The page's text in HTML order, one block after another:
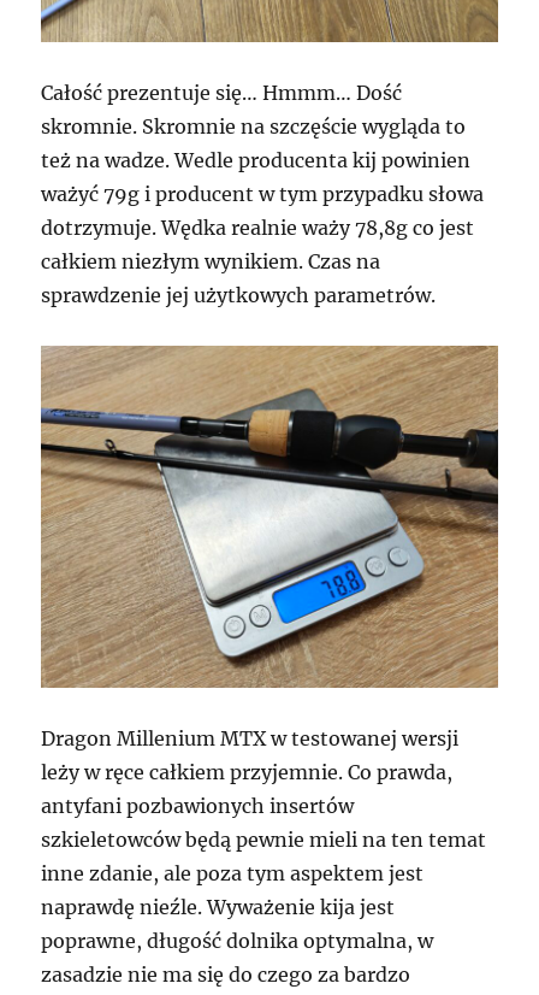
Całość prezentuje się… Hmmm… Dość
skromnie. Skromnie na szczęście wygląda to
też na wadze. Wedle producenta kij powinien
ważyć 79g i producent w tym przypadku słowa
dotrzymuje. Wędka realnie waży 78,8g co jest
całkiem niezłym wynikiem. Czas na
sprawdzenie jej użytkowych parametrów.
Dragon Millenium MTX w testowanej wersji
leży w ręce całkiem przyjemnie. Co prawda,
antyfani pozbawionych insertów
szkieletowców będą pewnie mieli na ten temat
inne zdanie, ale poza tym aspektem jest
naprawdę nieźle. Wyważenie kija jest
poprawne, długość dolnika optymalna, w
zasadzie nie ma się do czego za bardzo